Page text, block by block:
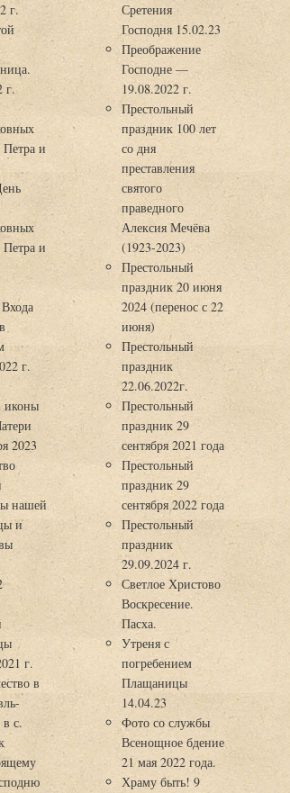
г.
г.
Петра и
Петра и
г.
иконы
2023
нашей
и
г.
в
в с.
Сретения
Господня 15.02.23
Преображение
Господне —
19.08.2022 г.
Престольный
праздник 100 лет
со дня
преставления
святого
праведного
Алексия Мечёва
(1923-2023)
Престольный
праздник 20 июня
2024 (перенос с 22
июня)
Престольный
праздник
22.06.2022г.
Престольный
праздник 29
сентября 2021 года
Престольный
праздник 29
сентября 2022 года
Престольный
праздник
29.09.2024 г.
Светлое Христово
Воскресение.
Пасха.
Утреня с
погребением
Плащаницы
14.04.23
Фото со службы
Всенощное бдение
21 мая 2022 года.
Храму быть! 9